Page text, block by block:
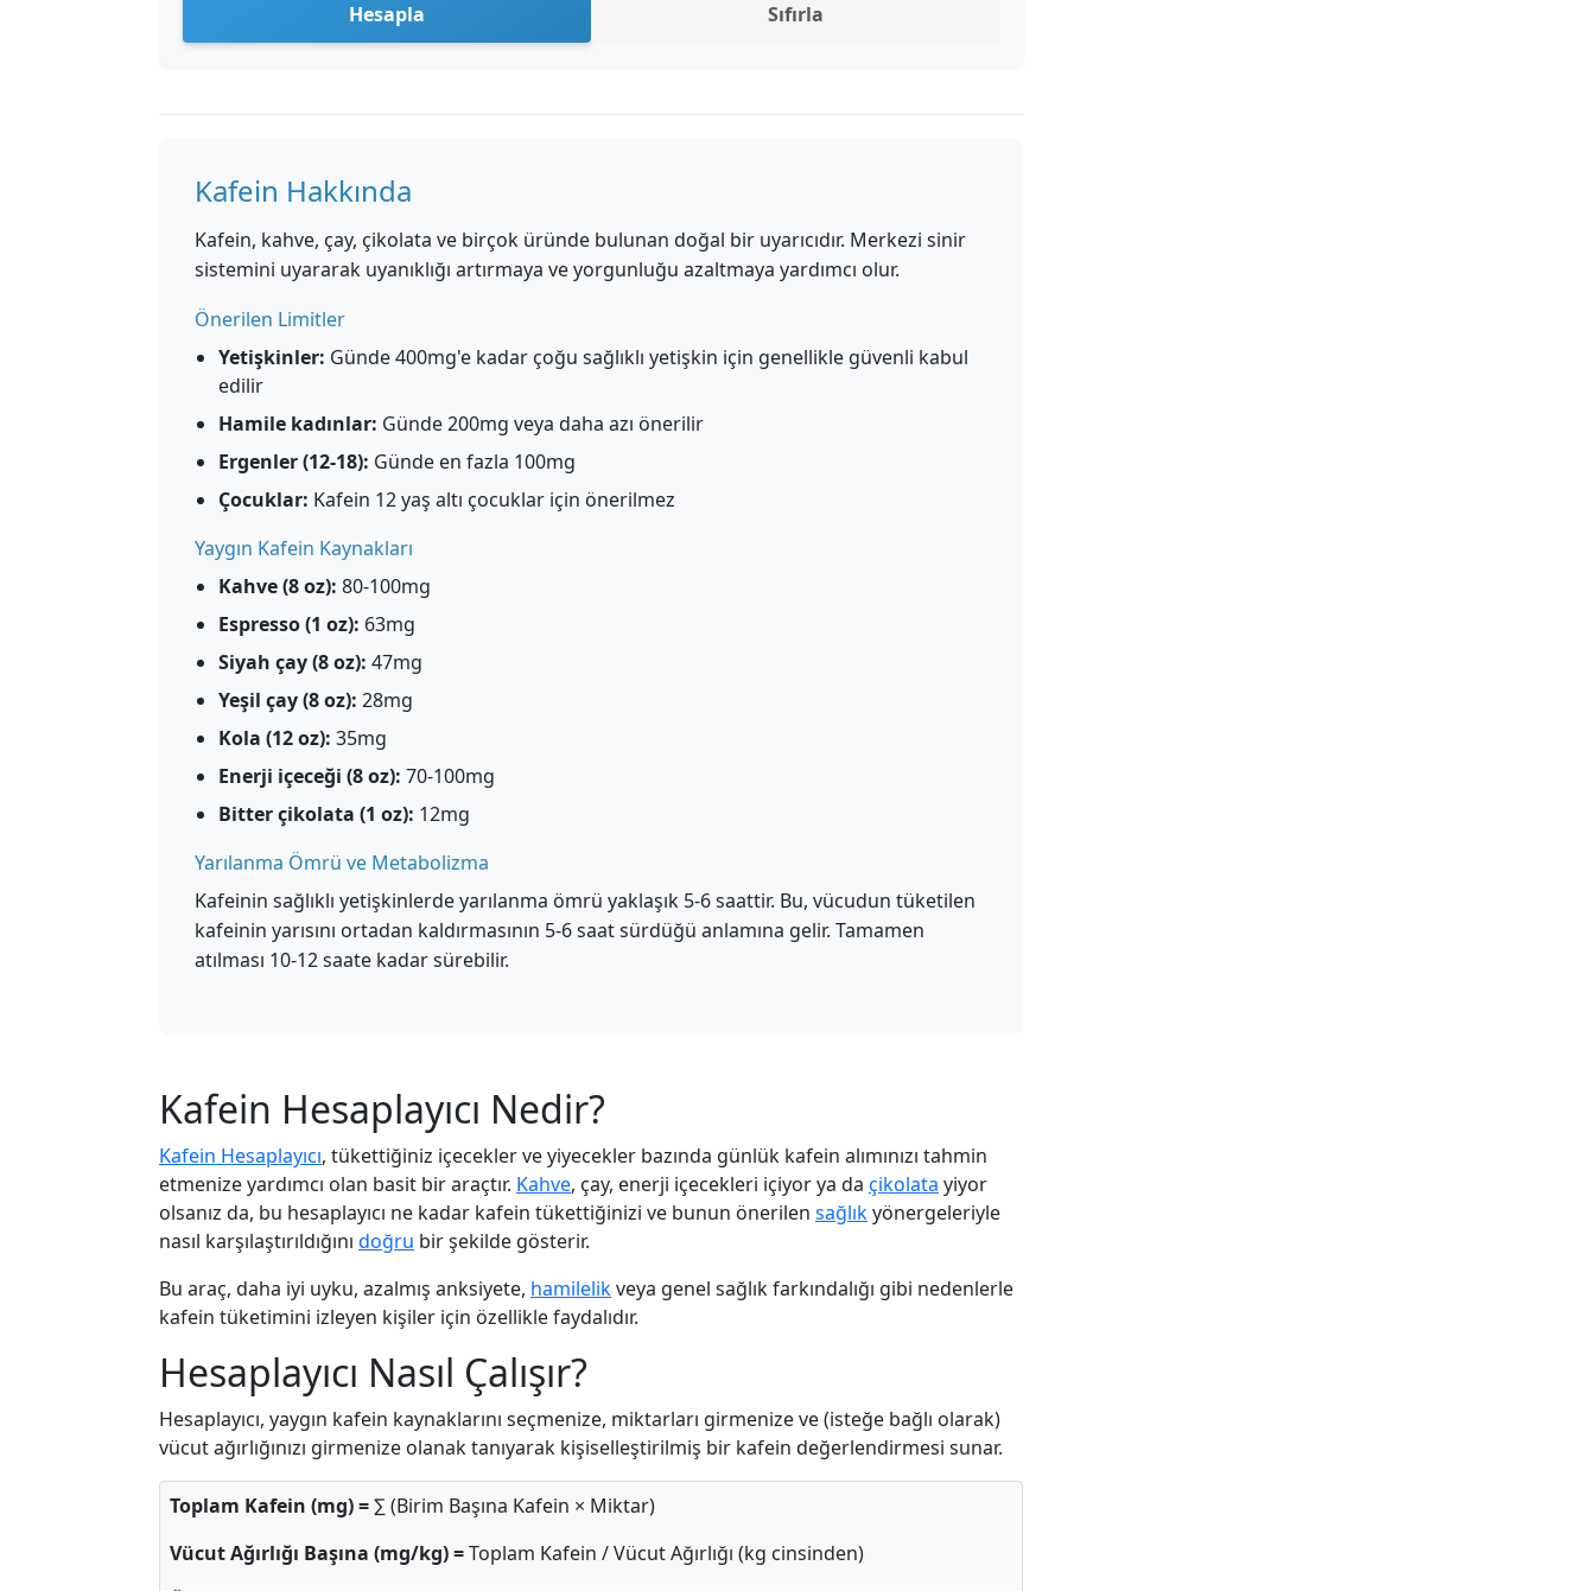
Hesapla Sıfırla
Kafein Hakkında
Kafein, kahve, çay, çikolata ve birçok üründe bulunan doğal bir uyarıcıdır. Merkezi sinir
sistemini uyararak uyanıklığı artırmaya ve yorgunluğu azaltmaya yardımcı olur.
Önerilen Limitler
Yetişkinler: Günde 400mg'e kadar çoğu sağlıklı yetişkin için genellikle güvenli kabul
edilir
Hamile kadınlar: Günde 200mg veya daha azı önerilir
Ergenler (12-18): Günde en fazla 100mg
Çocuklar: Kafein 12 yaş altı çocuklar için önerilmez
Yaygın Kafein Kaynakları
Kahve (8 oz): 80-100mg
Espresso (1 oz): 63mg
Siyah çay (8 oz): 47mg
Yeşil çay (8 oz): 28mg
Kola (12 oz): 35mg
Enerji içeceği (8 oz): 70-100mg
Bitter çikolata (1 oz): 12mg
Yarılanma Ömrü ve Metabolizma
Kafeinin sağlıklı yetişkinlerde yarılanma ömrü yaklaşık 5-6 saattir. Bu, vücudun tüketilen
kafeinin yarısını ortadan kaldırmasının 5-6 saat sürdüğü anlamına gelir. Tamamen
atılması 10-12 saate kadar sürebilir.
Kafein Hesaplayıcı Nedir?
Kafein Hesaplayıcı, tükettiğiniz içecekler ve yiyecekler bazında günlük kafein alımınızı tahmin
etmenize yardımcı olan basit bir araçtır. Kahve, çay, enerji içecekleri içiyor ya da çikolata yiyor
olsanız da, bu hesaplayıcı ne kadar kafein tükettiğinizi ve bunun önerilen sağlıkyönergeleriyle
nasıl karşılaştırıldığını doğru bir şekilde gösterir.
Bu araç, daha iyi uyku, azalmış anksiyete, hamilelikveya genel sağlık farkındalığı gibi nedenlerle
kafein tüketimini izleyen kişiler için özellikle faydalıdır.
Hesaplayıcı Nasıl Çalışır?
Hesaplayıcı, yaygın kafein kaynaklarını seçmenize, miktarları girmenize ve (isteğe bağlı olarak)
vücut ağırlığınızı girmenize olanak tanıyarak kişiselleştirilmiş bir kafein değerlendirmesi sunar.
Toplam Kafein (mg) =∑ (Birim Başına Kafein × Miktar)
Vücut Ağırlığı Başına (mg/kg) =Toplam Kafein / Vücut Ağırlığı (kg cinsinden)